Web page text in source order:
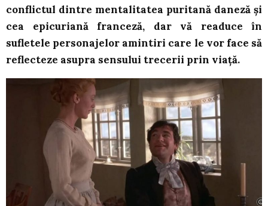
conflictul dintre mentalitatea puritană daneză și
cea epicuriană franceză, dar vă readuce în
sufletele personajelor amintiri care le vor face să
reflecteze asupra sensului trecerii prin viață.